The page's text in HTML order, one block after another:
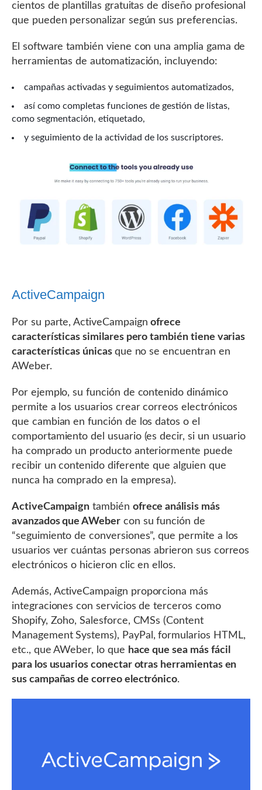
cientos de plantillas gratuitas de diseño profesional
que pueden personalizar según sus preferencias.
El software también viene con una amplia gama de
herramientas de automatización, incluyendo:
campañas activadas y seguimientos automatizados,
así como completas funciones de gestión de listas,
como segmentación, etiquetado,
y seguimiento de la actividad de los suscriptores.
ActiveCampaign
Por su parte, ActiveCampaignofrece
características similares pero también tiene varias
características únicas que no se encuentran en
AWeber.
Por ejemplo, su función de contenido dinámico
permite a los usuarios crear correos electrónicos
que cambian en función de los datos o el
comportamiento del usuario (es decir, si un usuario
ha comprado un producto anteriormente puede
recibir un contenido diferente que alguien que
nunca ha comprado en la empresa).
ActiveCampaign también ofrece análisis más
avanzados que AWebercon su función de
“seguimiento de conversiones”, que permite a los
usuarios ver cuántas personas abrieron sus correos
electrónicos o hicieron clic en ellos.
Además, ActiveCampaign proporciona más
integraciones con servicios de terceros como
Shopify, Zoho, Salesforce, CMSs (Content
Management Systems), PayPal, formularios HTML,
etc., que AWeber, lo que hace que sea más fácil
para los usuarios conectar otras herramientas en
sus campañas de correo electrónico.